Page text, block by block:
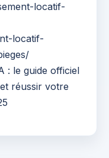
locatif-
locatif-
: le guide officiel
réussir votre